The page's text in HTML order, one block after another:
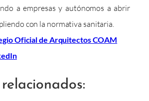
a empresas y autónomos a abrir
con la normativa sanitaria.
Oficial de Arquitectos COAM